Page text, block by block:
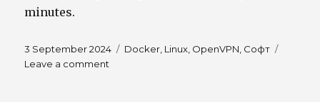
minutes.
Posted
on
3 September 2024 Tags
Docker Linux OpenVPN Софт
Leave a comment